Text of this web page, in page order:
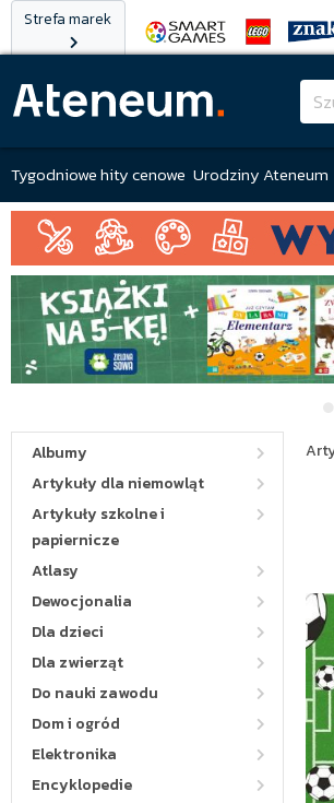
Strefa marek
Tygodniowe hity cenowe Urodziny Ateneum
Albumy
Artykuły dla niemowląt
Artykuły szkolne i
papiernicze
Atlasy
Dewocjonalia
Dla dzieci
Dla zwierząt
Do nauki zawodu
Dom i ogród
Elektronika
Encyklopedie